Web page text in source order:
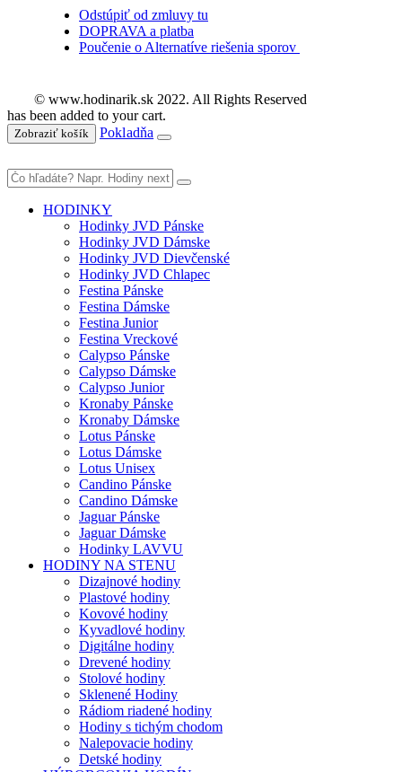
Odstúpiť od zmluvy tu
DOPRAVA a platba
Poučenie o Alternatíve riešenia sporov
© www.hodinarik.sk 2022. All Rights Reserved
has been added to your cart.
Zobraziť košík Pokladňa
HODINKY
Hodinky JVD Pánske
Hodinky JVD Dámske
Hodinky JVD Dievčenské
Hodinky JVD Chlapec
Festina Pánske
Festina Dámske
Festina Junior
Festina Vreckové
Calypso Pánske
Calypso Dámske
Calypso Junior
Kronaby Pánske
Kronaby Dámske
Lotus Pánske
Lotus Dámske
Lotus Unisex
Candino Pánske
Candino Dámske
Jaguar Pánske
Jaguar Dámske
Hodinky LAVVU
HODINY NA STENU
Dizajnové hodiny
Plastové hodiny
Kovové hodiny
Kyvadlové hodiny
Digitálne hodiny
Drevené hodiny
Stolové hodiny
Sklenené Hodiny
Rádiom riadené hodiny
Hodiny s tichým chodom
Nalepovacie hodiny
Detské hodiny